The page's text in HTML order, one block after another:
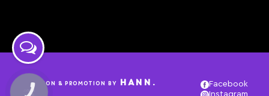
CREATION & PROMOTION BY HANN.
Facebook
Instagram
КНОПКА
ЗВ'ЯЗКУ